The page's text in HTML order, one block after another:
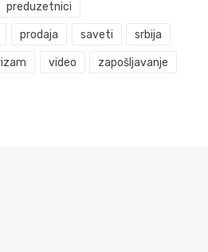
preduzetnici
prodaja saveti srbija
video zapošljavanje